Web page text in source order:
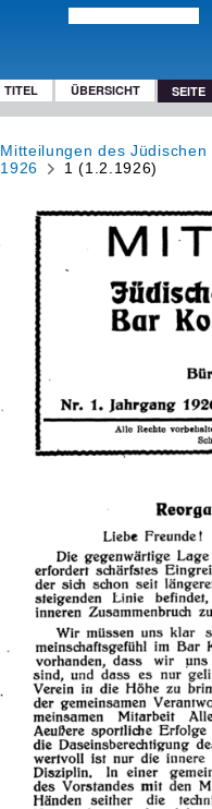
TITEL ÜBERSICHT SEITE
Mitteilungen des
1926
1 (1.2.1926)